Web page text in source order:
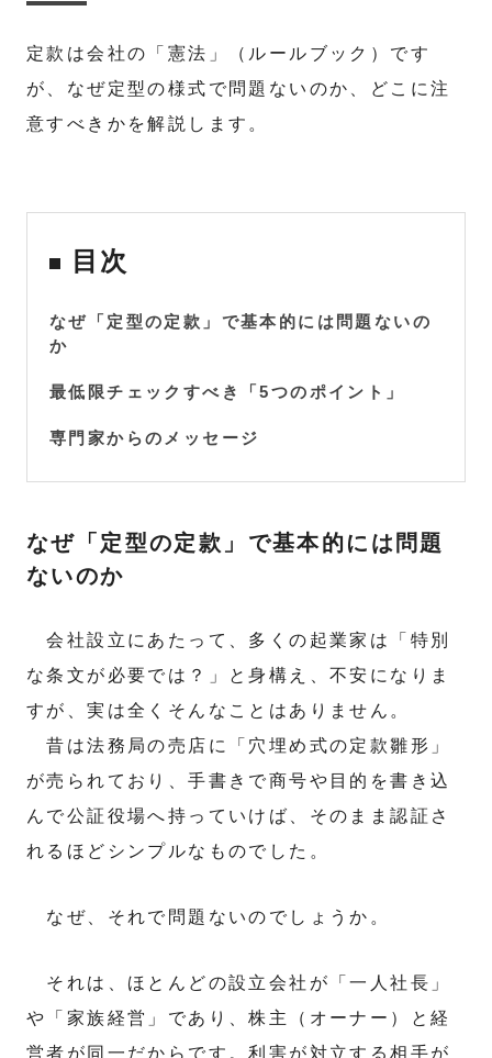
定款は会社の「憲法」（ルールブック）です
が、なぜ定型の様式で問題ないのか、どこに注
意すべきかを解説します。
目次
なぜ「定型の定款」で基本的には問題ないの
か
最低限チェックすべき「5つのポイント」
専門家からのメッセージ
なぜ「定型の定款」で基本的には問題
ないのか
会社設立にあたって、多くの起業家は「特別
な条文が必要では？」と身構え、不安になりま
すが、実は全くそんなことはありません。
昔は法務局の売店に「穴埋め式の定款雛形」
が売られており、手書きで商号や目的を書き込
んで公証役場へ持っていけば、そのまま認証さ
れるほどシンプルなものでした。
なぜ、それで問題ないのでしょうか。
それは、ほとんどの設立会社が「一人社長」
や「家族経営」であり、株主（オーナー）と経
営者が同一だからです。利害が対立する相手が